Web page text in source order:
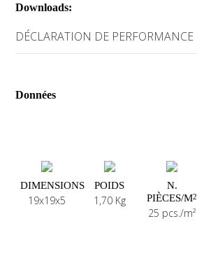
Downloads:
DÉCLARATION DE PERFORMANCE
Données
DIMENSIONS
19x19x5
POIDS
1,70 Kg
N.
PIÈCES/M2
25 pcs./m²